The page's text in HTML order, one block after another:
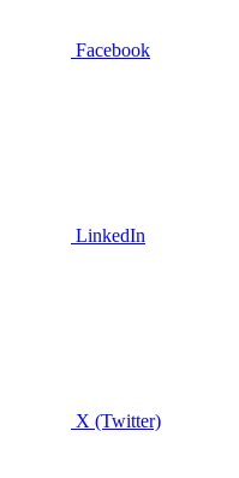
Facebook
LinkedIn
X (Twitter)